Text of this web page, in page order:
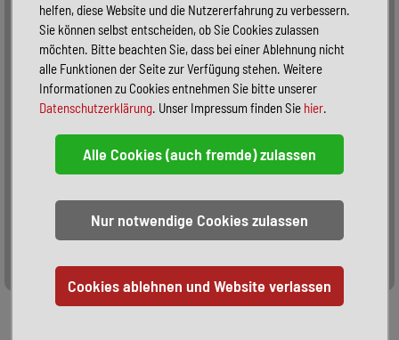
Sortieren:
helfen, diese Website und die Nutzererfahrung zu verbessern.
Sie können selbst entscheiden, ob Sie Cookies zulassen
möchten. Bitte beachten Sie, dass bei einer Ablehnung nicht
alle Funktionen der Seite zur Verfügung stehen. Weitere
Informationen zu Cookies entnehmen Sie bitte unserer
Datenschutzerklärung. Unser Impressum finden Sie hier.